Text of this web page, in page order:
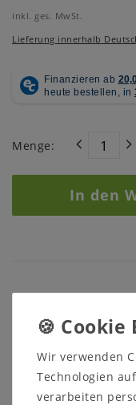
inkl. ges. MwSt.
Lieferung innerhalb
Menge:
In den
Sicher
einkaufen
Wir verwenden
Technologien
verarbeiten